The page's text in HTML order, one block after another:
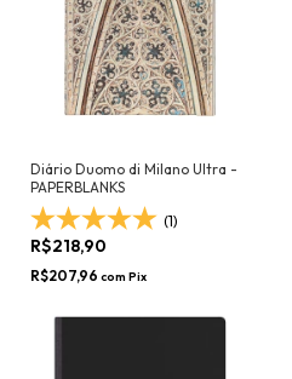
Diário Duomo di Milano Ultra -
PAPERBLANKS
(1)
R$218,90
R$207,96 com Pix